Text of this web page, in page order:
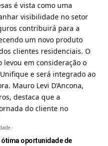
é vista como uma
visibilidade no setor
contribuirá para a
um novo produto
clientes residenciais. O
em consideração o
e será integrado ao
Mauro Levi D’Ancona,
destaca que a
do cliente no
-
ótima oportunidade de